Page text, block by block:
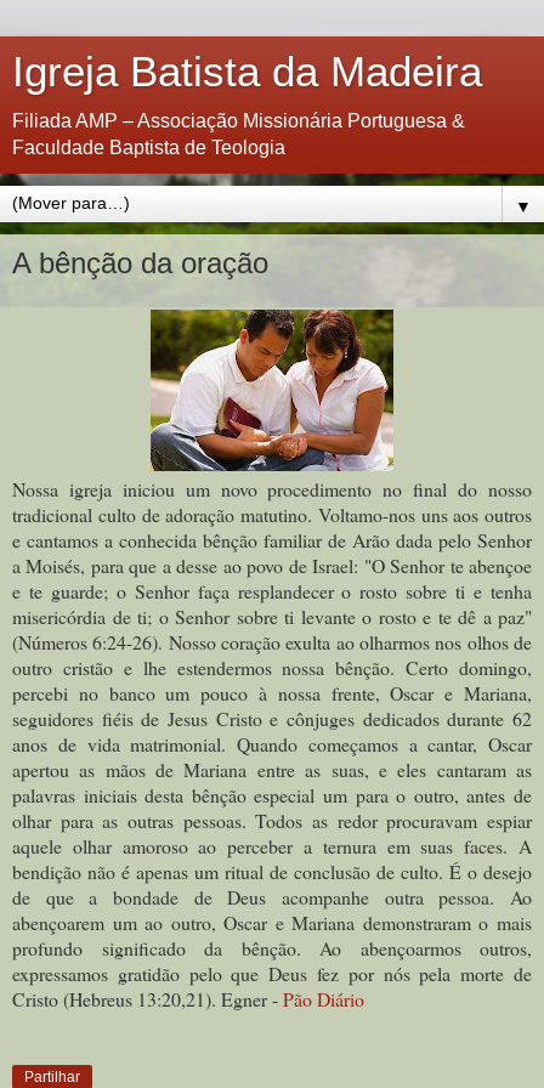
Igreja Batista da Madeira
Filiada AMP – Associação Missionária Portuguesa &
Faculdade Baptista de Teologia
▼
A bênção da oração
Nossa igreja iniciou um novo procedimento no final do nosso
tradicional culto de adoração matutino. Voltamo-nos uns aos outros
e cantamos a conhecida bênção familiar de Arão dada pelo Senhor
a Moisés, para que a desse ao povo de Israel: "O Senhor te abençoe
e te guarde; o Senhor faça resplandecer o rosto sobre ti e tenha
misericórdia de ti; o Senhor sobre ti levante o rosto e te dê a paz"
(Números 6:24-26). Nosso coração exulta ao olharmos nos olhos de
outro cristão e lhe estendermos nossa bênção. Certo domingo,
percebi no banco um pouco à nossa frente, Oscar e Mariana,
seguidores fiéis de Jesus Cristo e cônjuges dedicados durante 62
anos de vida matrimonial. Quando começamos a cantar, Oscar
apertou as mãos de Mariana entre as suas, e eles cantaram as
palavras iniciais desta bênção especial um para o outro, antes de
olhar para as outras pessoas. Todos as redor procuravam espiar
aquele olhar amoroso ao perceber a ternura em suas faces. A
bendição não é apenas um ritual de conclusão de culto. É o desejo
de que a bondade de Deus acompanhe outra pessoa. Ao
abençoarem um ao outro, Oscar e Mariana demonstraram o mais
profundo significado da bênção. Ao abençoarmos outros,
expressamos gratidão pelo que Deus fez por nós pela morte de
Cristo (Hebreus 13:20,21). Egner -Pão Diário
Partilhar